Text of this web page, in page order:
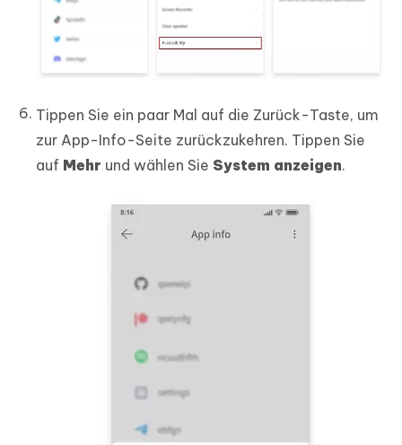
Tippen Sie ein paar Mal auf die Zurück-Taste, um
zur App-Info-Seite zurückzukehren. Tippen Sie
auf Mehr und wählen Sie System anzeigen.